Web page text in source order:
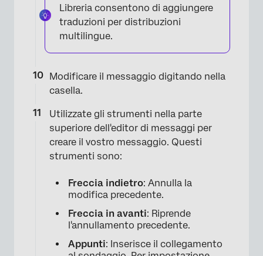
Libreria consentono di aggiungere
traduzioni per distribuzioni
multilingue.
Modificare il messaggio digitando nella
casella.
Utilizzate gli strumenti nella parte
superiore dell'editor di messaggi per
creare il vostro messaggio. Questi
strumenti sono:
Freccia indietro: Annulla la
modifica precedente.
Freccia in avanti: Riprende
l'annullamento precedente.
Appunti: Inserisce il collegamento